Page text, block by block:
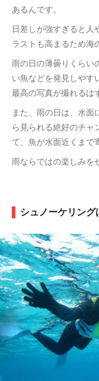
あるんです。
日差しが強すぎると人
ラストも高まるため海
雨の日の薄曇りくらい
い魚などを発見しやす
最高の写真が撮れるは
また、雨の日は、水面
ら見られる絶好のチャ
て、魚が水面近くまで
雨ならではの楽しみを
シュノーケリング